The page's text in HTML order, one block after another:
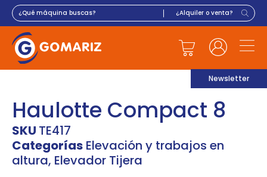
Newsletter
Haulotte Compact 8
SKU TE417
Categorías Elevación y trabajos en
altura, Elevador Tijera